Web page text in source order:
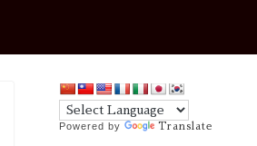
Powered by Translate